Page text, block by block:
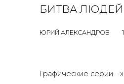
БИТВА ЛЮДЕЙ
ЮРИЙ АЛЕКСАНДРОВ
Графические серии -